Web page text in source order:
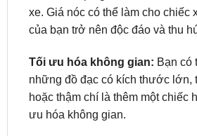
Tối ưu hóa không gian:Bạn có
hoặc thậm chí là thêm một chiếc
ưu hóa không gian.
Chất lượng và bền bỉ: